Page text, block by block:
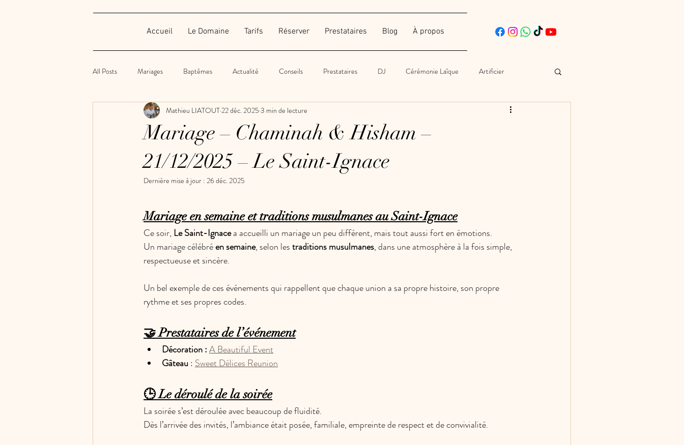
Accueil Le Domaine Tarifs Réserver Prestataires Blog À propos
All Posts Mariages Baptêmes Actualité Conseils Prestataires DJ Cérémonie Laïque Artificier
Anniversaires Soirées privées Autres Traiteur Voiture
Vaisselles
Mariage – Chaminah & Hisham –
21/12/2025 – Le Saint-Ignace
Mathieu LIATOUT22 déc. 2025 3 min de lecture
Dernière mise à jour : 26 déc. 2025
Mariage en semaine et traditions musulmanes au Saint-Ignace
Ce soir, Le Saint-Ignace a accueilli un mariage un peu différent, mais tout aussi fort en émotions.
Un mariage célébré en semaine, selon les traditions musulmanes, dans une atmosphère à la fois simple,
respectueuse et sincère.
Un bel exemple de ces événements qui rappellent que chaque union a sa propre histoire, son propre
rythme et ses propres codes.
🤝 Prestataires de l’événement
Décoration :A Beautiful Event
Gâteau : Sweet Délices Reunion
🕒 Le déroulé de la soirée
La soirée s’est déroulée avec beaucoup de fluidité.
Dès l’arrivée des invités, l’ambiance était posée, familiale, empreinte de respect et de convivialité.